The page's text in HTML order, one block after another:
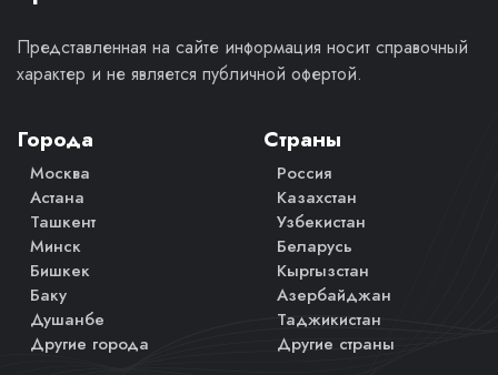
Представленная на сайте информация носит справочный
характер и не является публичной офертой.
Города
Москва
Астана
Ташкент
Минск
Бишкек
Баку
Душанбе
Другие города
Страны
Россия
Казахстан
Узбекистан
Беларусь
Кыргызстан
Азербайджан
Таджикистан
Другие страны